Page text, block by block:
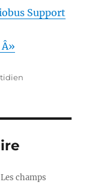
Support
Les champs